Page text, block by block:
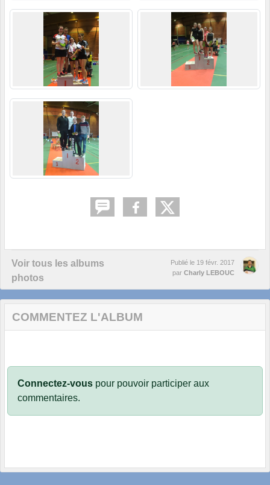
Voir tous les albums
photos
Publié le 19 févr. 2017
par Charly LEBOUC
COMMENTEZ L'ALBUM
Connectez-vous pour pouvoir participer aux
commentaires.